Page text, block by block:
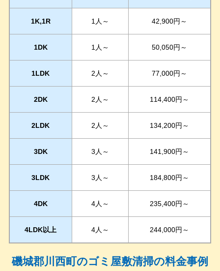
1K,1R 1人～ 42,900円～
1DK 1人～ 50,050円～
1LDK 2人～ 77,000円～
2DK 2人～ 114,400円～
2LDK 2人～ 134,200円～
3DK 3人～ 141,900円～
3LDK 3人～ 184,800円～
4DK 4人～ 235,400円～
4LDK以上 4人～ 244,000円～
磯城郡川西町のゴミ屋敷清掃の料金事例